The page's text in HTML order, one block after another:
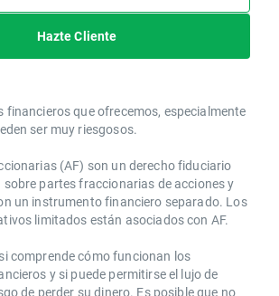
Hazte Cliente
financieros que ofrecemos, especialmente
ser muy riesgosos.
(AF) son un derecho fiduciario
sobre partes fraccionarias de acciones y
un instrumento financiero separado. Los
limitados están asociados con AF.
comprende cómo funcionan los
y si puede permitirse el lujo de
de perder su dinero. Es posible que no